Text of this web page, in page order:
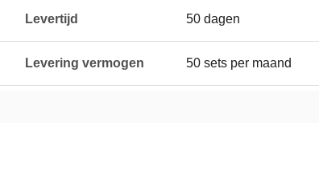
Levertijd 50 dagen
Levering vermogen 50 sets per maand